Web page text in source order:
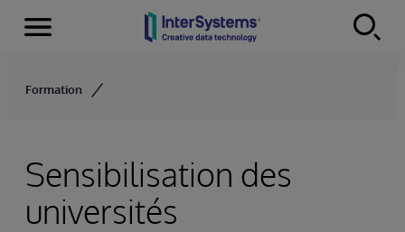
Skip to content
Menu
Formation
Sensibilisation des
universités